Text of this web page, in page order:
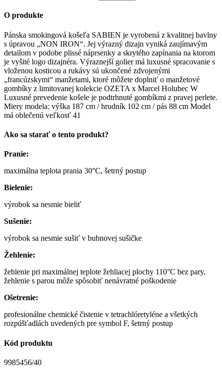
O produkte
Pánska smokingová košeľa SABIEN je vyrobená z kvalitnej bavlny
s úpravou „NON IRON“. Jej výrazný dizajn vyniká zaujímavým
detailom v podobe plissé náprsenky a skrytého zapínania na ktorom
je vyšité logo dizajnéra. Výraznejší golier má luxusné spracovanie s
vloženou kosticou a rukávy sú ukončené zdvojenými
„francúzskymi“ manžetami, ktoré môžete doplniť o manžetové
gombíky z limitovanej kolekcie OZETA x Marcel Holubec W
Luxusné prevedenie košele je podtrhnuté gombíkmi z pravej perlete.
Miery modela: výška 187 cm / hrudník 102 cm / pás 88 cm Model
má oblečenú veľkosť 41
Ako sa starať o tento produkt?
Pranie:
maximálna teplota prania 30°C, šetrný postup
Bielenie:
výrobok sa nesmie bieliť
Sušenie:
výrobok sa nesmie sušiť v bubnovej sušičke
Žehlenie:
žehlenie pri maximálnej teplote žehliacej plochy 110°C bez pary,
žehlenie s parou môže spôsobiť nenávratné poškodenie
Ošetrenie:
profesionálne chemické čistenie v tetrachlóretyléne a všetkých
rozpúšťadlách uvedených pre symbol F, šetrný postup
Kód produktu
9985456/40